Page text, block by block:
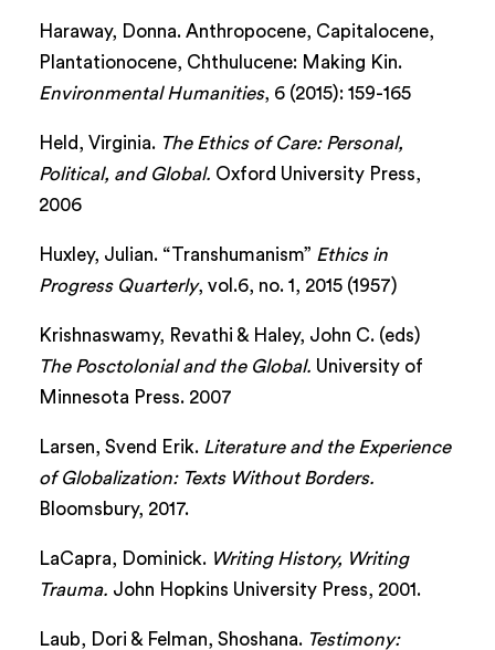
Haraway, Donna. Anthropocene, Capitalocene,
Plantationocene, Chthulucene: Making Kin.
Environmental Humanities, 6 (2015): 159-165
Held, Virginia. The Ethics of Care: Personal,
Political, and Global. Oxford University Press,
2006
Huxley, Julian. “Transhumanism” Ethics in
Progress Quarterly, vol.6, no. 1, 2015 (1957)
Krishnaswamy, Revathi & Haley, John C. (eds)
The Posctolonial and the Global. University of
Minnesota Press. 2007
Larsen, Svend Erik. Literature and the Experience
of Globalization: Texts Without Borders.
Bloomsbury, 2017.
LaCapra, Dominick. Writing History, Writing
Trauma. John Hopkins University Press, 2001.
Laub, Dori & Felman, Shoshana. Testimony: